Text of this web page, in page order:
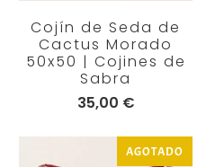
Cojín de Seda de
Cactus Morado
50x50 | Cojines de
Sabra
35,00 €
AGOTADO